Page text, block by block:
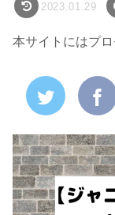
2023.01.29
本サイトにはプ